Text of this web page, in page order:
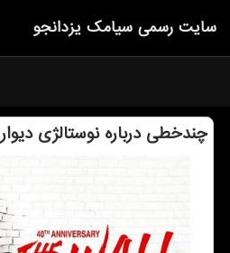
سایت رسمی سیامك یزدانجو
چندخطی درباره نوستالژی دیوار